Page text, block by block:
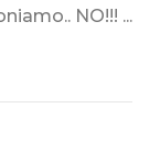
NO!!! ...